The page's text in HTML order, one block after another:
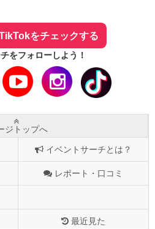
をチェックする
をフォローしよう！
ジトップへ
イベントサーチとは？
レポート・口コミ
最近見た